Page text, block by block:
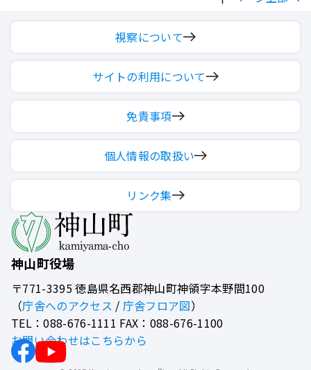
神山町役場
〒771-3395徳島県名西郡神山町神領字本野間100
（庁舎へのアクセス / 庁舎フロア図）
TEL：088-676-1111 FAX：088-676-1100
お問い合わせはこちらから
視察について
サイトの利用について
免責事項
個人情報の取扱い
リンク集